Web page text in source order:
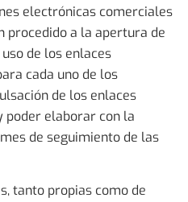
electrónicas comerciales
procedido a la apertura de
de los enlaces
cada uno de los
de los enlaces
poder elaborar con la
de seguimiento de las
tanto propias como de